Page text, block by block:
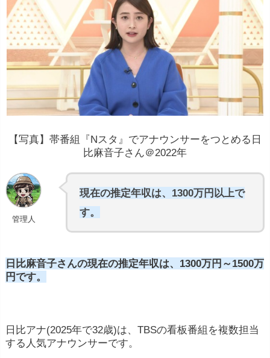
【写真】帯番組『Nスタ』でアナウンサーをつとめる日
比麻音子さん＠2022年
管理人
現在の推定年収は、1300万円以上で
す。
日比麻音子さんの現在の推定年収は、1300万円～1500万
円です。
日比アナ(2025年で32歳)は、TBSの看板番組を複数担当
する人気アナウンサーです。